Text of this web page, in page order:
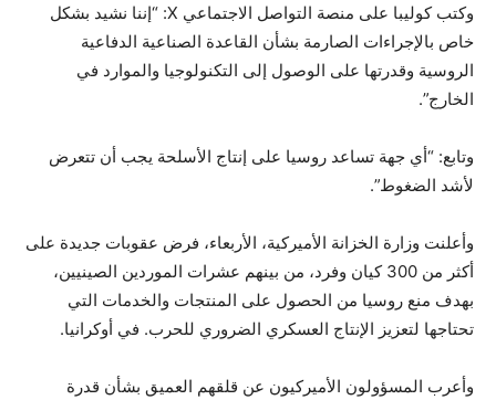
وكتب كوليبا على منصة التواصل الاجتماعي X: “إننا نشيد بشكل
خاص بالإجراءات الصارمة بشأن القاعدة الصناعية الدفاعية
الروسية وقدرتها على الوصول إلى التكنولوجيا والموارد في
الخارج”.
وتابع: “أي جهة تساعد روسيا على إنتاج الأسلحة يجب أن تتعرض
لأشد الضغوط”.
وأعلنت وزارة الخزانة الأميركية، الأربعاء، فرض عقوبات جديدة على
أكثر من 300 كيان وفرد، من بينهم عشرات الموردين الصينيين،
بهدف منع روسيا من الحصول على المنتجات والخدمات التي
تحتاجها لتعزيز الإنتاج العسكري الضروري للحرب. في أوكرانيا.
وأعرب المسؤولون الأميركيون عن قلقهم العميق بشأن قدرة